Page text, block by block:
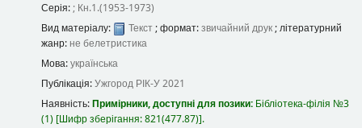
Серія:; Кн.1.(1953-1973)
Вид матеріалу:
Текст; формат:звичайний друк; літературний
жанр: не белетристика
Мова:українська
Публікація:Ужгород РІК-У2021
Наявність:Примірники, доступні для позики: Бібліотека-філія №3
(1) Шифр зберігання:821(477.87) .